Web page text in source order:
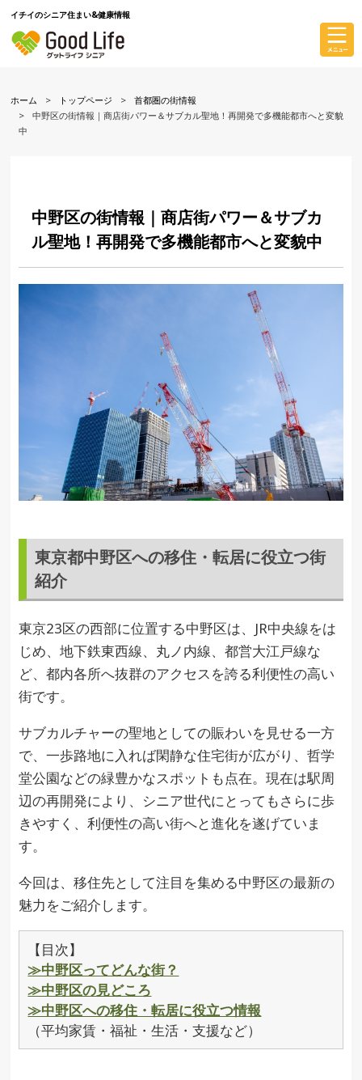
イチイのシニア住まい&健康情報
ホーム トップページ
首都圏の街情報
中野区の街情報｜商店街パワー＆サブカル聖地！再開発で多機能都市へと変貌
中
中野区の街情報｜商店街パワー＆サブカ
ル聖地！再開発で多機能都市へと変貌中
東京都中野区への移住・転居に役立つ街
紹介
東京23区の西部に位置する中野区は、JR中央線をは
じめ、地下鉄東西線、丸ノ内線、都営大江戸線な
ど、都内各所へ抜群のアクセスを誇る利便性の高い
街です。
サブカルチャーの聖地としての賑わいを見せる一方
で、一歩路地に入れば閑静な住宅街が広がり、哲学
堂公園などの緑豊かなスポットも点在。現在は駅周
辺の再開発により、シニア世代にとってもさらに歩
きやすく、利便性の高い街へと進化を遂げていま
す。
今回は、移住先として注目を集める中野区の最新の
魅力をご紹介します。
【目次】
≫中野区ってどんな街？
≫中野区の見どころ
≫中野区への移住・転居に役立つ情報
（平均家賃・福祉・生活・支援など）